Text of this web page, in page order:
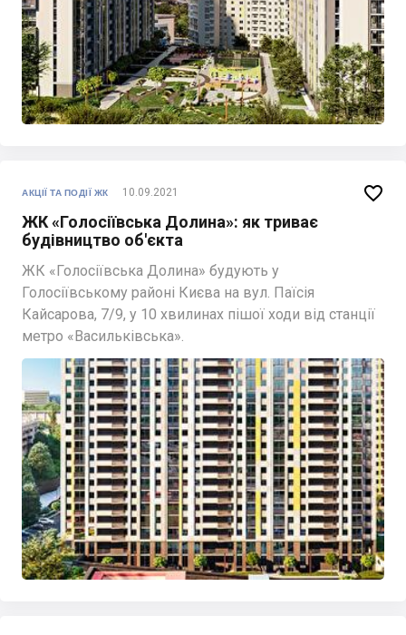
АКЦІЇ ТА ПОДІЇ ЖК 10.09.2021
ЖК «Голосіївська Долина»: як триває
будівництво об'єкта
ЖК «Голосіївська Долина» будують у
Голосіївському районі Києва на вул. Паїсія
Кайсарова, 7/9, у 10 хвилинах пішої ходи від станції
метро «Васильківська».
